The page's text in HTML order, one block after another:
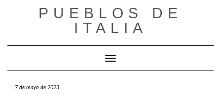
PUEBLOS DE
ITALIA
Cambiar modo de navegación
7 de mayo de 2023